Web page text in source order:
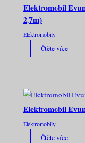
Elektromobil
2,7m)
Elektromobily
Čtěte více
Elektromobil
Elektromobily
Čtěte více